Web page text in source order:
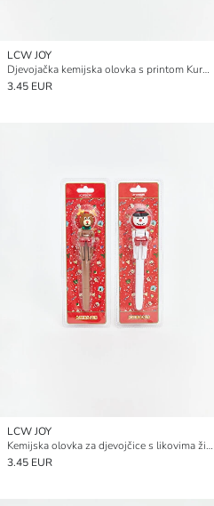
LCW JOY
Djevojačka kemijska olovka s printom Kuromi
3.45 EUR
LCW JOY
Kemijska olovka za djevojčice s likovima životinja
3.45 EUR